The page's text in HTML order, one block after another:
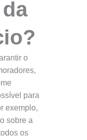
o
para
exemplo,
sobre a
os